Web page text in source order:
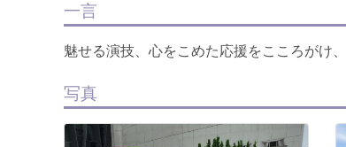
一言
魅せる演技、心をこめた応援をこころがけ
写真